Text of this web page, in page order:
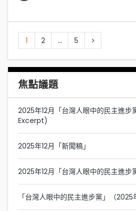
1 2 ... 5
焦點議題
2025年12月「台灣人眼中的民主進步
Excerpt)
2025年12月「新聞稿」
2025年12月「台灣人眼中的民主進步
「台灣人眼中的民主進步黨」（2025